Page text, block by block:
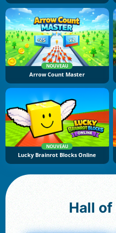
NOUVEAU
Arrow Count Master
NOUVEAU
Lucky Brainrot Blocks Online
Hall of